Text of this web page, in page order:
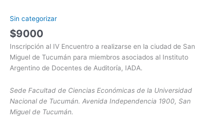
Sin categorizar
$9000
Inscripción al IV Encuentro a realizarse en la ciudad de San
Miguel de Tucumán para miembros asociados al Instituto
Argentino de Docentes de Auditoría, IADA.
Sede Facultad de Ciencias Económicas de la Universidad
Nacional de Tucumán. Avenida Independencia 1900, San
Miguel de Tucumán.